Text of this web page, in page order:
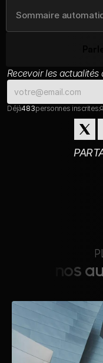
Sommaire
Recevoir les
Déjà483personnes inscrites
Lire nos